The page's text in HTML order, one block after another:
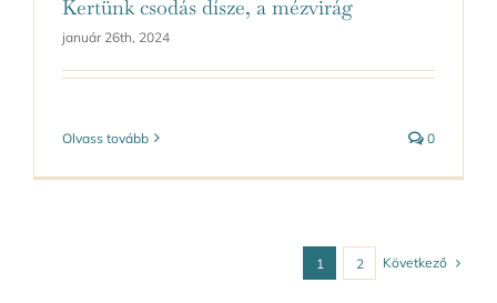
Kertünk csodás dísze, a mézvirág
január 26th, 2024
Olvass tovább 0
1 2 Következő